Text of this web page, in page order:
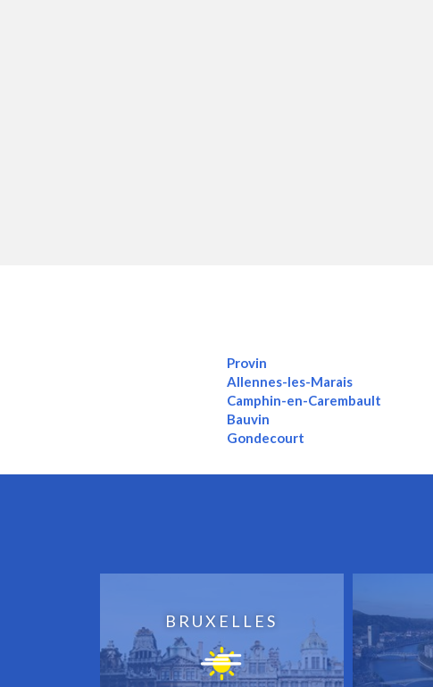
Provin
Allennes-les-Marais
Camphin-en-Carembault
Bauvin
Gondecourt
BRUXELLES